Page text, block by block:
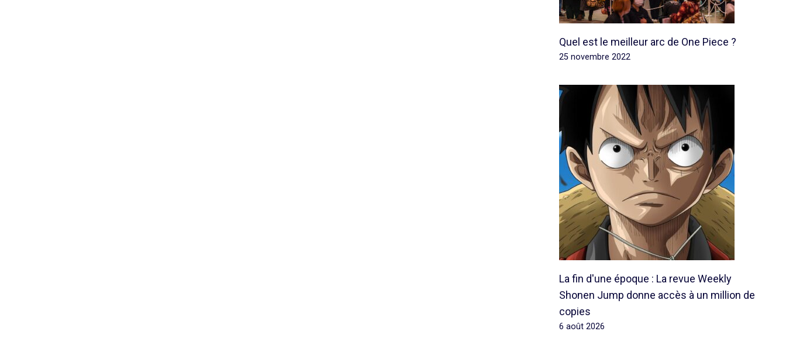
Quel est le meilleur arc de One Piece ?
25 novembre 2022
La fin d'une époque : La revue Weekly
Shonen Jump donne accès à un million de
copies
6 août 2026